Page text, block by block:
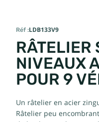
Réf :LDB133V9
RÂTELIER
NIVEAUX
POUR 9
Un râtelier en acier
Râtelier peu